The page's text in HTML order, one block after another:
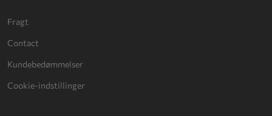
Fragt
Contact
Kundebedømmelser
Cookie-indstillinger